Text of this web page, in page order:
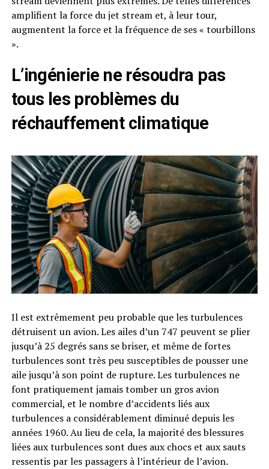
amplifient la force du jet stream et, à leur tour,
augmentent la force et la fréquence de ses « tourbillons
».
L’ingénierie ne résoudra pas
tous les problèmes du
réchauffement climatique
Il est extrêmement peu probable que les turbulences
détruisent un avion. Les ailes d’un 747 peuvent se plier
jusqu’à 25 degrés sans se briser, et même de fortes
turbulences sont très peu susceptibles de pousser une
aile jusqu’à son point de rupture. Les turbulences ne
font pratiquement jamais tomber un gros avion
commercial, et le nombre d’accidents liés aux
turbulences a considérablement diminué depuis les
années 1960. Au lieu de cela, la majorité des blessures
liées aux turbulences sont dues aux chocs et aux sauts
ressentis par les passagers à l’intérieur de l’avion.